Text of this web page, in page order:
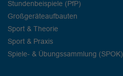
Stundenbeispiele (PfP)
Großgeräteaufbauten
Sport & Theorie
Sport & Praxis
Spiele- & Übungssammlung (SPOK)